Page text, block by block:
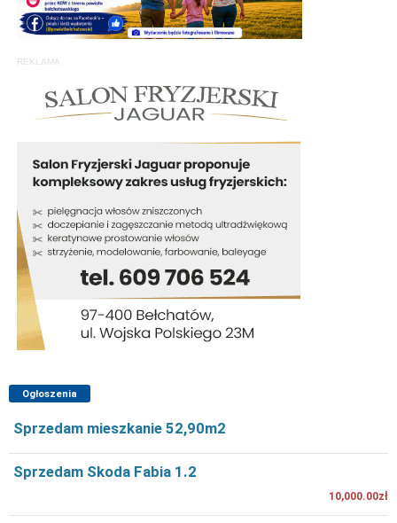
REKLAMA
Ogłoszenia
Sprzedam mieszkanie 52,90m2
Sprzedam Skoda Fabia 1.2
10,000.00zł